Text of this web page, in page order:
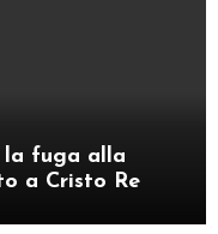
la fuga alla
a Cristo Re